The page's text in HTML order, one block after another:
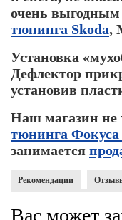
очень
тюнинга Skoda,
Установка
Дефлектор
установив
Наш магазин не
тюнинга Фокуса
занимается
Рекомендации
Вас может